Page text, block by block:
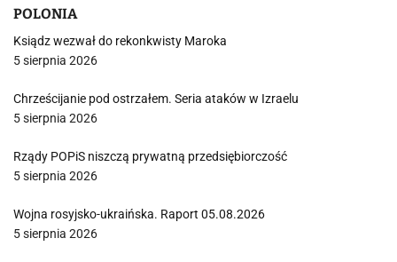
POLONIA
Ksiądz wezwał do rekonkwisty Maroka
5 sierpnia 2026
Chrześcijanie pod ostrzałem. Seria ataków w Izraelu
5 sierpnia 2026
Rządy POPiS niszczą prywatną przedsiębiorczość
5 sierpnia 2026
Wojna rosyjsko-ukraińska. Raport 05.08.2026
5 sierpnia 2026